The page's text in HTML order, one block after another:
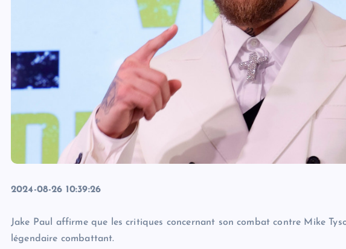
2024-08-26 10:39:26
Jake Paul affirme que les critiques concernant son combat contre Mike
légendaire combattant.